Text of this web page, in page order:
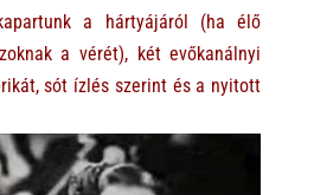
a hártyájáról (ha élő
a vérét), két evőkanálnyi
sót ízlés szerint és a nyitott